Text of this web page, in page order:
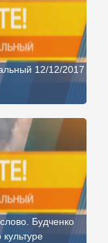
12/12/2017
Будченко